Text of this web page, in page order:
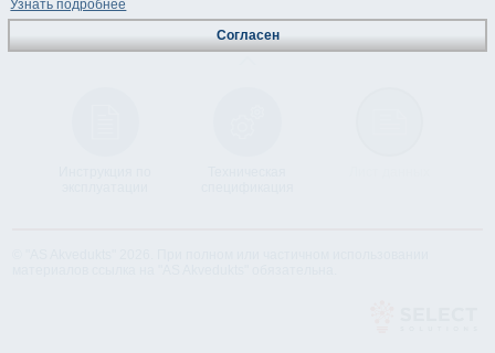
Узнать подробнее
Согласен